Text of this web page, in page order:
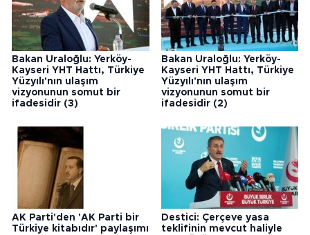
Bakan Uraloğlu: Yerköy-
Kayseri YHT Hattı, Türkiye
Yüzyılı'nın ulaşım
vizyonunun somut bir
ifadesidir (3)
Bakan Uraloğlu: Yerköy-
Kayseri YHT Hattı, Türkiye
Yüzyılı'nın ulaşım
vizyonunun somut bir
ifadesidir (2)
AK Parti'den 'AK Parti bir
Türkiye kitabıdır' paylaşımı
Destici: Çerçeve yasa
teklifinin mevcut haliyle